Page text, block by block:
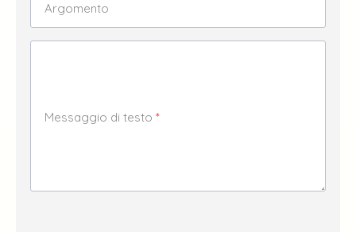
Argomento
Messaggio di testo